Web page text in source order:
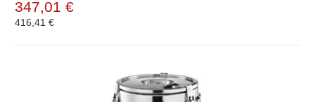
347,01 €
416,41 €